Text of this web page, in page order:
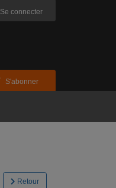
Se connecter
S'abonner
Retour